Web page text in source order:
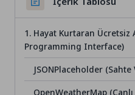
1. Hayat Kurtaran Ücretsiz
Programming Interface)
JSONPlaceholder (Sahte
OpenWeatherMap